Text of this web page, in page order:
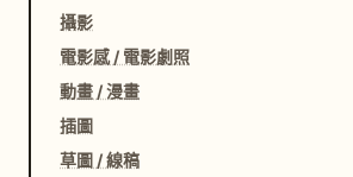
攝影
電影感 / 電影劇照
動畫 / 漫畫
插圖
草圖 / 線稿